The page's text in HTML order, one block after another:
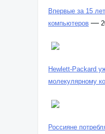
Впервые за 15
компьютеров —
Hewlett-Packard
молекулярному
Россияне